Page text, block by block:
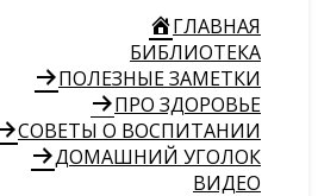
ГЛАВНАЯ
БИБЛИОТЕКА
ПОЛЕЗНЫЕ ЗАМЕТКИ
ПРО ЗДОРОВЬЕ
СОВЕТЫ О ВОСПИТАНИИ
ДОМАШНИЙ УГОЛОК
ВИДЕО